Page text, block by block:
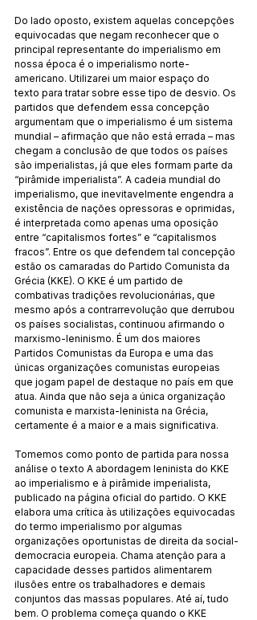
Do lado oposto, existem aquelas concepções
equivocadas que negam reconhecer que o
principal representante do imperialismo em
nossa época é o imperialismo norte-
americano. Utilizarei um maior espaço do
texto para tratar sobre esse tipo de desvio. Os
partidos que defendem essa concepção
argumentam que o imperialismo é um sistema
mundial – afirmação que não está errada – mas
chegam a conclusão de que todos os países
são imperialistas, já que eles formam parte da
“pirâmide imperialista”. A cadeia mundial do
imperialismo, que inevitavelmente engendra a
existência de nações opressoras e oprimidas,
é interpretada como apenas uma oposição
entre “capitalismos fortes” e “capitalismos
fracos”. Entre os que defendem tal concepção
estão os camaradas do Partido Comunista da
Grécia (KKE). O KKE é um partido de
combativas tradições revolucionárias, que
mesmo após a contrarrevolução que derrubou
os países socialistas, continuou afirmando o
marxismo-leninismo. É um dos maiores
Partidos Comunistas da Europa e uma das
únicas organizações comunistas europeias
que jogam papel de destaque no país em que
atua. Ainda que não seja a única organização
comunista e marxista-leninista na Grécia,
certamente é a maior e a mais significativa.
Tomemos como ponto de partida para nossa
análise o texto A abordagem leninista do KKE
ao imperialismo e à pirâmide imperialista,
publicado na página oficial do partido. O KKE
elabora uma crítica às utilizações equivocadas
do termo imperialismo por algumas
organizações oportunistas de direita da social-
democracia europeia. Chama atenção para a
capacidade desses partidos alimentarem
ilusões entre os trabalhadores e demais
conjuntos das massas populares. Até aí, tudo
bem. O problema começa quando o KKE